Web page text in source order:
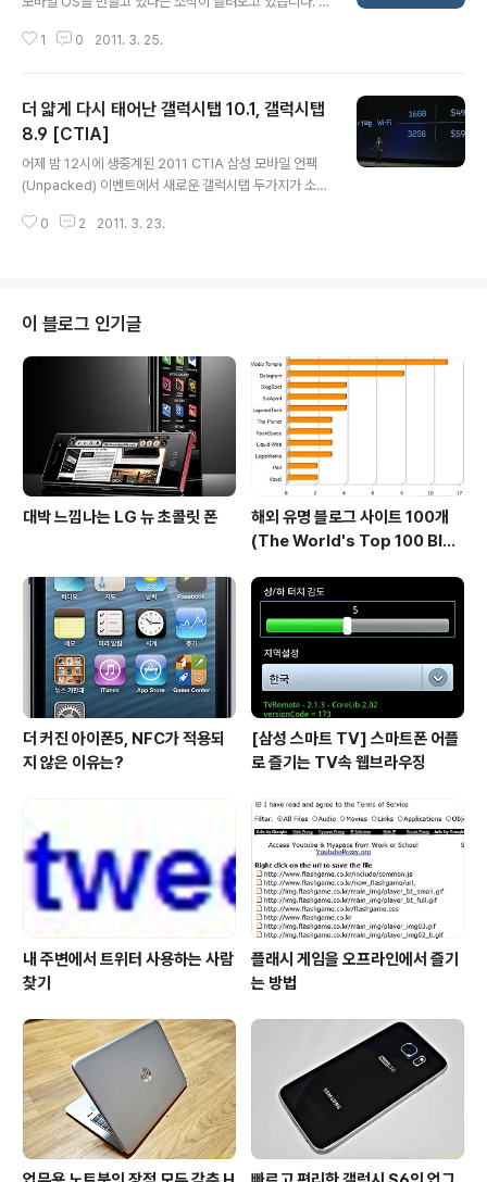
면 모토로라는 웹기반 모바일 OS를 만들기 위해 9달 전부
은 애플과 어도비에서 일했던 엔지니어들이라고 하는군요.
특히 애플에서 리치 미디어 & 어플리케이션 그룹을 이끌었
으며 어도비에서 플래시 엔지니어링 팀을 맡았던 Gilles D
rieu가 모토로라 모빌리티의 부사장으로서 이번에 알려진
비밀 모바일 OS 개발의 총책임자를 맡고 있다고 합니다.
재미있는것은 Gilles Drieu의 이력인데요, 애플과 어도비
1 0 2011. 3. 25.
더 얇게 다시 태어난 갤럭시탭 10.1, 갤럭시탭
8.9 [CTIA]
어제 밤 12시에 생중계된 2011 CTIA 삼성 모바일 언팩
(Unpacked) 이벤트에서 새로운 갤럭시탭 두가지가 소개
시된 7인치 갤럭시탭과 지난 2월 MWC에서 소개된 갤럭
어제는 세번째 갤럭시탭인 8.9 모델만 소개되어야 할텐데
막상 언팩 행사가 시작되자 오늘 2개의 새로운 갤럭시탭을
소개한다고 하더군요. 순간 내가 모르는 갤럭시탭이 하나
더 있었나? 하는 생각이 들었다가 곧 나머지 하나는 갤럭시
탭 10.1을 의미한다는 것을 깨달았습니다. 예상대로 곧이
0 2 2011. 3. 23.
이 블로그 인기글
대박 느낌나는 LG 뉴 초콜릿 폰
해외 유명 블로그 사이트 100개
(The World's Top 100 Blog
더 커진 아이폰5, NFC가 적용되
지 않은 이유는?
[삼성 스마트 TV] 스마트폰 어플
로 즐기는 TV속 웹브라우징
내 주변에서 트위터 사용하는 사람
찾기
플래시 게임을 오프라인에서 즐기
는 방법